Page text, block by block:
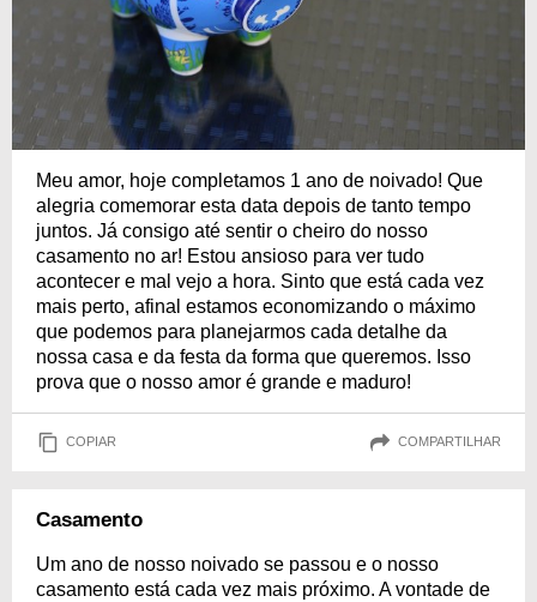
Meu amor, hoje completamos 1 ano de noivado! Que
alegria comemorar esta data depois de tanto tempo
juntos. Já consigo até sentir o cheiro do nosso
casamento no ar! Estou ansioso para ver tudo
acontecer e mal vejo a hora. Sinto que está cada vez
mais perto, afinal estamos economizando o máximo
que podemos para planejarmos cada detalhe da
nossa casa e da festa da forma que queremos. Isso
prova que o nosso amor é grande e maduro!
COPIAR COMPARTILHAR
Casamento
Um ano de nosso noivado se passou e o nosso
casamento está cada vez mais próximo. A vontade de